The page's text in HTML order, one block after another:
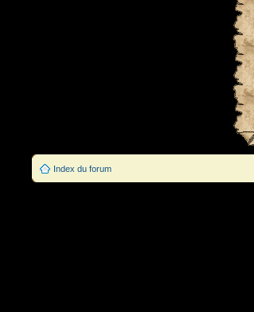
Index du forum